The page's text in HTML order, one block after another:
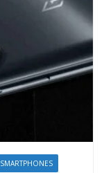
SMARTPHONES